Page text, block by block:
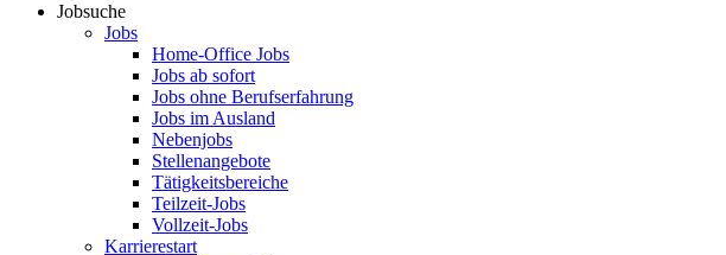
Jobsuche
Jobs
Home-Office Jobs
Jobs ab sofort
Jobs ohne Berufserfahrung
Jobs im Ausland
Nebenjobs
Stellenangebote
Tätigkeitsbereiche
Teilzeit-Jobs
Vollzeit-Jobs
Karrierestart